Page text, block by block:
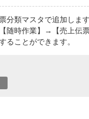
分類マスタで追加しま
随時作業】→【売上伝
ることができます。